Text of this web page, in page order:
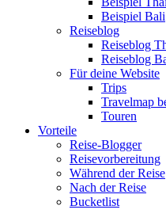
Beispiel Bali
Reiseblog
Reiseblog
Reiseblog
Für deine Website
Trips
Travelmap
Touren
Vorteile
Reise-Blogger
Reisevorbereitung
Während der Reise
Nach der Reise
Bucketlist